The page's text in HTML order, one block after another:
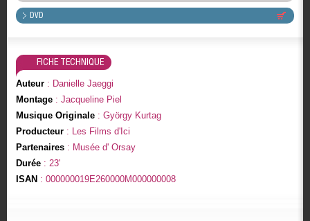
DVD
FICHE TECHNIQUE
Auteur: Danielle Jaeggi
Montage: Jacqueline Piel
Musique Originale: György Kurtag
Producteur: Les Films d'Ici
Partenaires: Musée d' Orsay
Durée: 23'
ISAN : 000000019E260000M000000008